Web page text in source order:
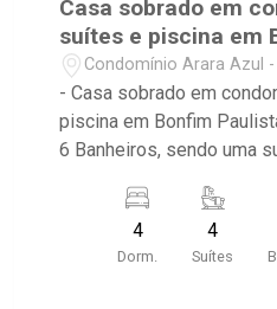
Casa sobrado em
suítes e piscina em
venda
Condomínio Arara Azul
- Casa sobrado em
piscina em Bonfim
6 Banheiros, sendo uma
Theater; - Escritório; -
- Sacada; - Corredor
com Churrasqueira; -
4
Dorm.
4
Suítes